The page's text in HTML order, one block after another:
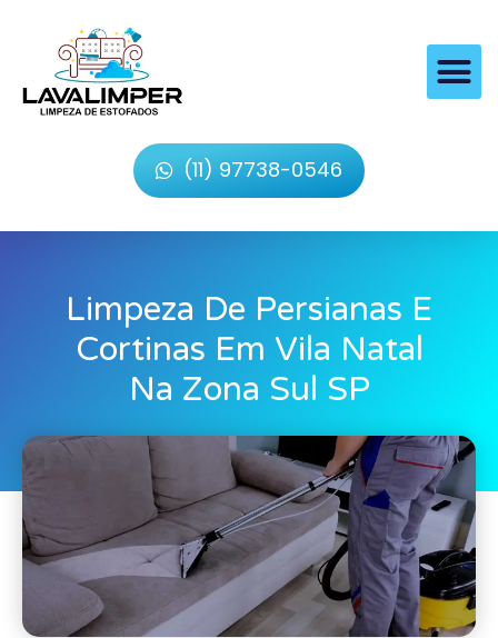
(11) 97738-0546
Limpeza De Persianas E
Cortinas Em Vila Natal
Na Zona Sul SP